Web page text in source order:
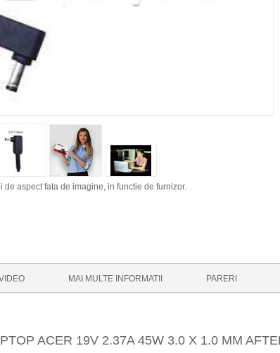
aspect fata de imagine, in functie de furnizor.
MAI MULTE INFORMATII PARERI
ACER 19V 2.37A 45W 3.0 X 1.0 MM